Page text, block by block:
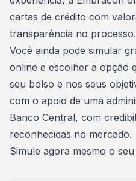
cartas de crédito com
transparência no processo.
Você ainda pode simular
online e escolher a opção
seu bolso e nos seus
com o apoio de uma
Banco Central, com
reconhecidas no mercado.
Simule agora mesmo o